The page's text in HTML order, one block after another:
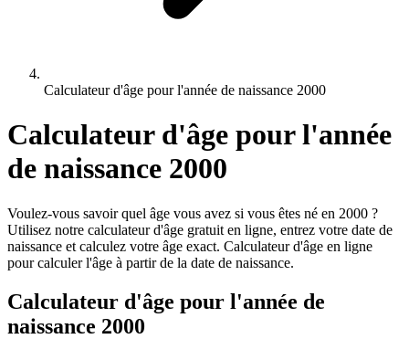
Calculateur d'âge pour l'année de naissance 2000
Calculateur d'âge pour l'année
de naissance 2000
Voulez-vous savoir quel âge vous avez si vous êtes né en 2000 ?
Utilisez notre calculateur d'âge gratuit en ligne, entrez votre date de
naissance et calculez votre âge exact. Calculateur d'âge en ligne
pour calculer l'âge à partir de la date de naissance.
Calculateur d'âge pour l'année de
naissance 2000